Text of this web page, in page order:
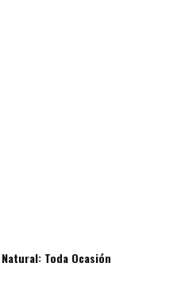
Toda Ocasión